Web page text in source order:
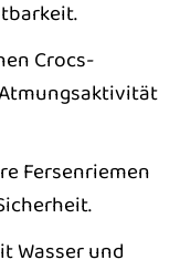
Crocs-
Fersenriemen
Wasser und